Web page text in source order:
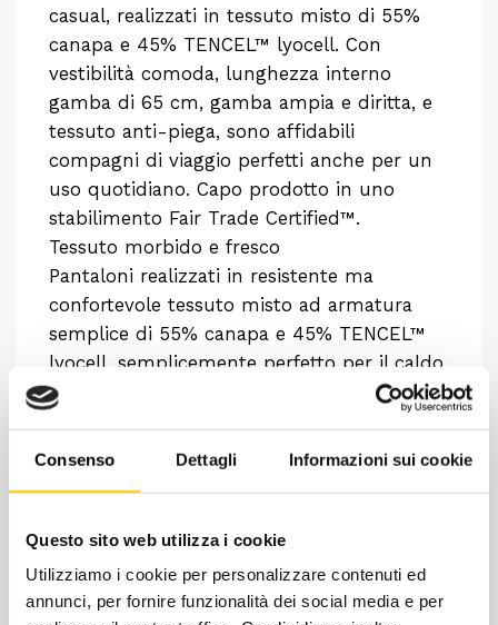
Consenso Dettagli Informazioni sui cookie
Questo sito web utilizza i cookie
Utilizziamo i cookie per personalizzare contenuti ed
annunci, per fornire funzionalità dei social media e per
casual, realizzati in tessuto misto di 55%
canapa e 45% TENCEL™ lyocell. Con
vestibilità comoda, lunghezza interno
gamba di 65 cm, gamba ampia e diritta, e
tessuto anti-piega, sono affidabili
compagni di viaggio perfetti anche per un
uso quotidiano. Capo prodotto in uno
stabilimento Fair Trade Certified™.
Tessuto morbido e fresco
Pantaloni realizzati in resistente ma
confortevole tessuto misto ad armatura
semplice di 55% canapa e 45% TENCEL™
lyocell, semplicemente perfetto per il caldo
estivo
Pantaloni con taglio sartoriale che offrono
rinunciare a leggerezza, traspirabilità e
Vita elasticizzata